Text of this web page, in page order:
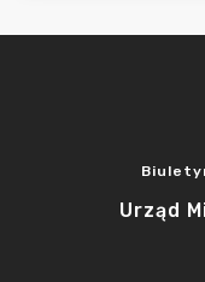
Urząd